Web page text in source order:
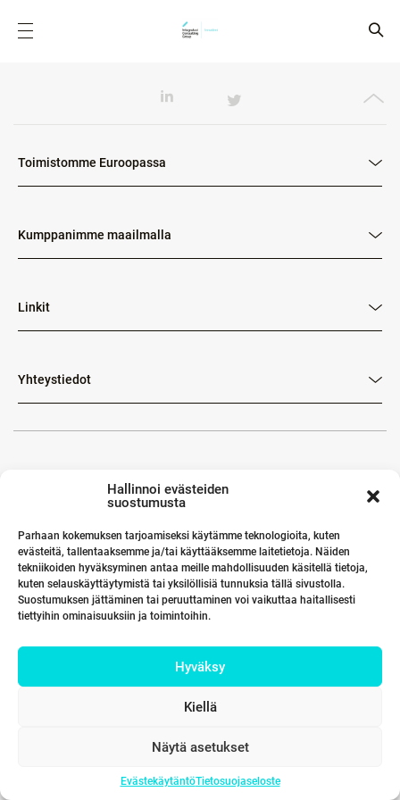
Hallinnoi evästeiden
suostumusta
Parhaan kokemuksen tarjoamiseksi käytämme teknologioita, kuten
evästeitä, tallentaaksemme ja/tai käyttääksemme laitetietoja. Näiden
tekniikoiden hyväksyminen antaa meille mahdollisuuden käsitellä tietoja,
kuten selauskäyttäytymistä tai yksilöllisiä tunnuksia tällä sivustolla.
Suostumuksen jättäminen tai peruuttaminen voi vaikuttaa haitallisesti
tiettyihin ominaisuuksiin ja toimintoihin.
Hyväksy
Kiellä
Näytä asetukset
EvästekäytäntöTietosuojaseloste
Toimistomme Euroopassa
Kumppanimme maailmalla
Linkit
Yhteystiedot